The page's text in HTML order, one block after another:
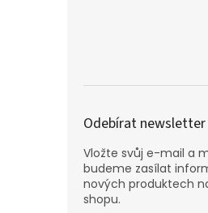
Odebírat newsletter
Vložte svůj e-mail a
budeme zasílat
nových produktech
shopu.